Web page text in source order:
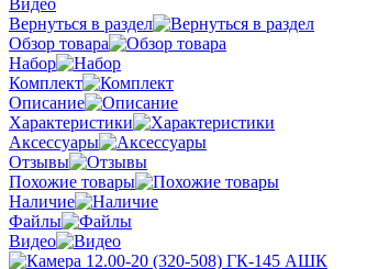
Вернуться в раздел
Обзор товара
Набор
Комплект
Описание
Характеристики
Аксессуары
Отзывы
Похожие товары
Наличие
Файлы
Видео